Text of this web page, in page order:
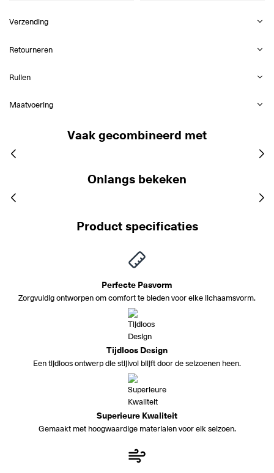
Verzending
Retourneren
Ruilen
Maatvoering
Vaak gecombineerd met
Onlangs bekeken
Product specificaties
Perfecte Pasvorm
Zorgvuldig ontworpen om comfort te bieden voor elke lichaamsvorm.
Tijdloos Design
Een tijdloos ontwerp die stijlvol blijft door de seizoenen heen.
Superieure Kwaliteit
Gemaakt met hoogwaardige materialen voor elk seizoen.